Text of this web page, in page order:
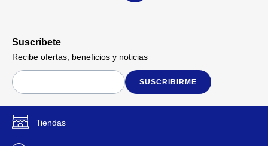
Suscríbete
Recibe ofertas, beneficios y noticias
SUSCRIBIRME
Tiendas